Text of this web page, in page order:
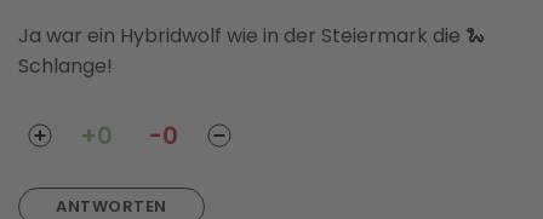
Ja war ein Hybridwolf wie in der Steiermark die 🐍
Schlange!
ANTWORTEN
+0 -0